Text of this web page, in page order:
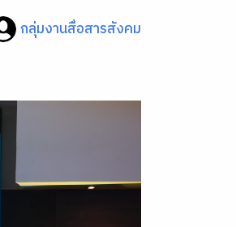
กลุ่มงานสื่อสารสังคม